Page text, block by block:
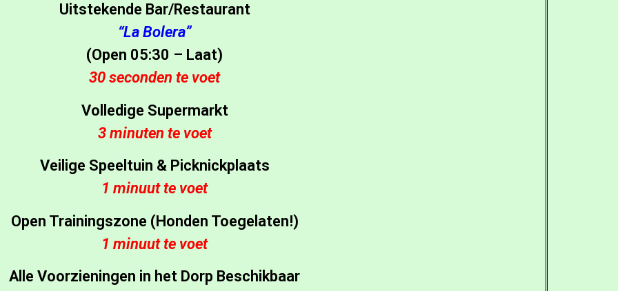
Uitstekende Bar/Restaurant
“La Bolera”
(Open 05:30 – Laat)
30 seconden te voet
Volledige Supermarkt
3 minuten te voet
Veilige Speeltuin & Picknickplaats
1 minuut te voet
Open Trainingszone (Honden Toegelaten!)
1 minuut te voet
Alle Voorzieningen in het Dorp Beschikbaar